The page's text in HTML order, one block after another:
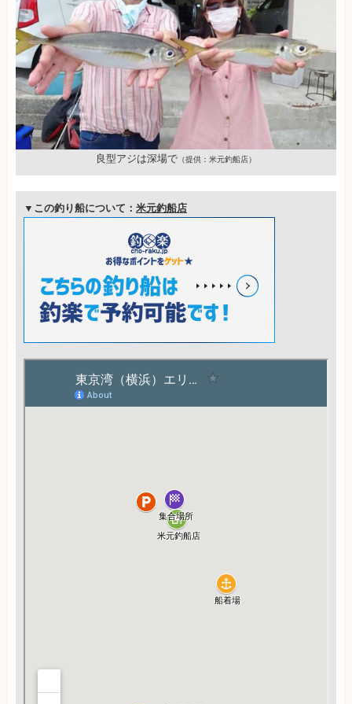
良型アジは深場で （提供：米元釣船店）
▼この釣り船について： 米元釣船店